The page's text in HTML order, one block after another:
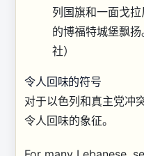
列国旗和一面戈
的博福特城堡飘扬
社）
令人回味的符号
对于以色列和真主党冲
令人回味的象征。